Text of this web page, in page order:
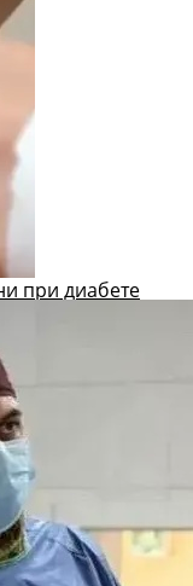
при диабете